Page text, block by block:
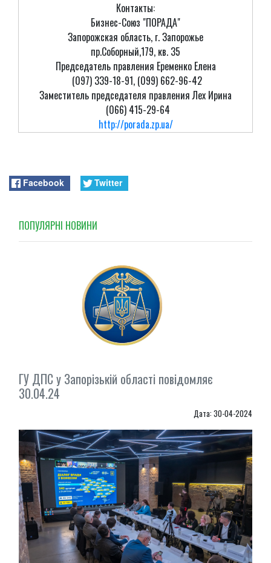
Контакты:
Бизнес-Союз "ПОРАДА"
Запорожская область, г. Запорожье
пр.Соборный,179, кв. 35
Председатель правления Еременко Елена
(097) 339-18-91, (099) 662-96-42
Заместитель председателя правления Лех Ирина
(066) 415-29-64
http://porada.zp.ua/
Facebook Twitter
ПОПУЛЯРНI НОВИНИ
ГУ ДПС у Запорізькій області повідомляє
30.04.24
Дата: 30-04-2024